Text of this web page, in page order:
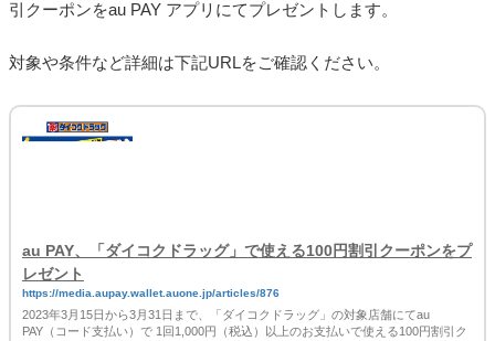
■ キャンペーン内容
期間中、「ダイコクドラッグ」の対象店舗にてau PAY（コード
引クーポンをau PAY アプリにてプレゼントします。